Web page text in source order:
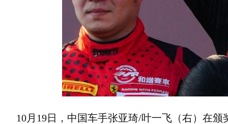
10月19日，中国车手张亚琦/叶一飞（右）在